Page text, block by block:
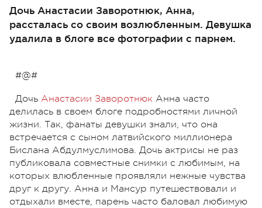
Дочь Анастасии Заворотнюк, Анна,
рассталась со своим возлюбленным. Девушка
удалила в блоге все фотографии с парнем.
#@#
Дочь Анастасии Заворотнюк Анна часто
делилась в своем блоге подробностями личной
жизни. Так, фанаты девушки знали, что она
встречается с сыном латвийского миллионера
Бислана Абдулмуслимова. Дочь актрисы не раз
публиковала совместные снимки с любимым, на
которых влюбленные проявляли нежные чувства
друг к другу. Анна и Мансур путешествовали и
отдыхали вместе, парень часто баловал любимую